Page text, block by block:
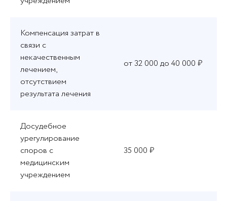
Компенсация затрат в
связи с
некачественным
лечением,
отсутствием
результата лечения
от 32 000 до 40 000 ₽
Досудебное
урегулирование
споров с
медицинским
учреждением
35 000 ₽